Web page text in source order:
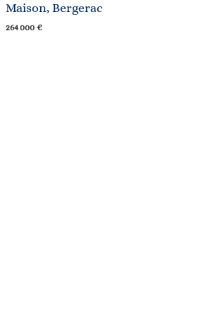
Maison, Bergerac
264 000 €